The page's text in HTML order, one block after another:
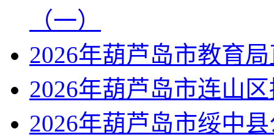
（一）
2026年葫芦岛市教育
2026年葫芦岛市连山
2026年葫芦岛市绥中